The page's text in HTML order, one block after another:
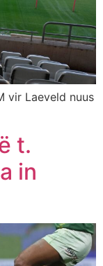
vir Laeveld nuus
t.
in